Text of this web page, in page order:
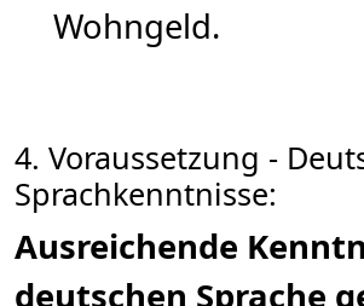
Wohngeld.
4. Voraussetzung -
Sprachkenntnisse:
Ausreichende
deutschen Sprache